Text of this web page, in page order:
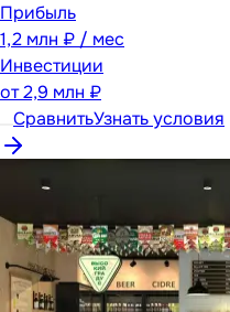
Прибыль
1,2 млн ₽ / мес
Инвестиции
от2,9 млн ₽
СравнитьУзнать условия